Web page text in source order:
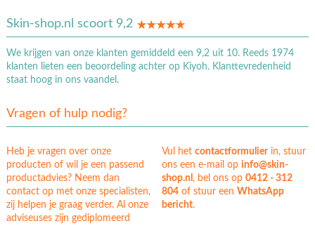
Skin-shop.nl scoort 9,2
We krijgen van onze klanten gemiddeld een 9,2 uit 10. Reeds 1974
klanten lieten een beoordeling achter op Kiyoh. Klanttevredenheid
staat hoog in ons vaandel.
Vragen of hulp nodig?
Heb je vragen over onze
producten of wil je een passend
productadvies? Neem dan
contact op met onze specialisten,
zij helpen je graag verder. Al onze
adviseuses zijn gediplomeerd
Vul hetcontactformulierin, stuur
ons een e-mail op info@skin-
shop.nl, bel ons op0412 - 312
804 of stuur eenWhatsApp
bericht.